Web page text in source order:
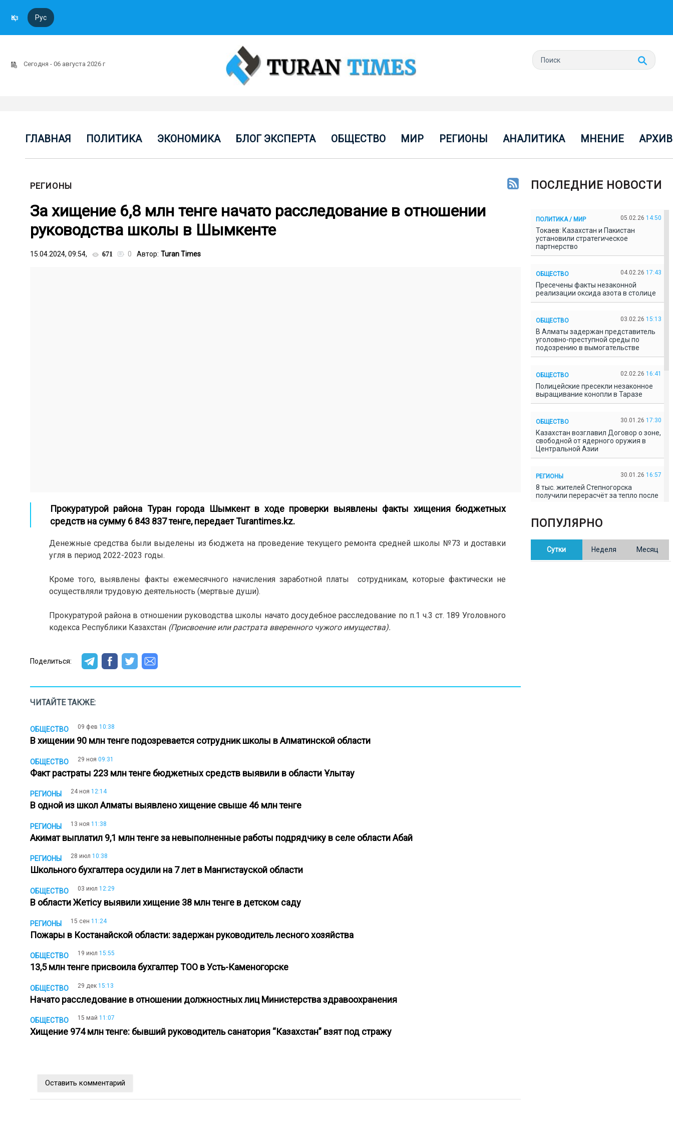
Қаз Рус
Сегодня - 06 августа 2026 г
ГЛАВНАЯ ПОЛИТИКА ЭКОНОМИКА БЛОГ ЭКСПЕРТА ОБЩЕСТВО МИР РЕГИОНЫ АНАЛИТИКА МНЕНИЕ АРХИВ
РЕГИОНЫ
За хищение 6,8 млн тенге начато расследование в отношении
руководства школы в Шымкенте
15.04.2024, 09:54, 671 0 Автор: Turan Times
Прокуратурой района Туран города Шымкент в ходе проверки выявлены факты хищения бюджетных
средств на сумму 6 843 837 тенге, передает Turantimes.kz.
Денежные средства были выделены из бюджета на проведение текущего ремонта средней школы №73 и доставки
угля в период 2022-2023 годы.
Кроме того, выявлены факты ежемесячного начисления заработной платы сотрудникам, которые фактически не
осуществляли трудовую деятельность (мертвые души).
Прокуратурой района в отношении руководства школы начато досудебное расследование по п.1 ч.3 ст. 189 Уголовного
кодекса Республики Казахстан (Присвоение или растрата вверенного чужого имущества).
Поделиться:
ЧИТАЙТЕ ТАКЖЕ:
ОБЩЕСТВО 09 фев 10:38
В хищении 90 млн тенге подозревается сотрудник школы в Алматинской области
ОБЩЕСТВО 29 ноя 09:31
Факт растраты 223 млн тенге бюджетных средств выявили в области Ұлытау
РЕГИОНЫ 24 ноя 12:14
В одной из школ Алматы выявлено хищение свыше 46 млн тенге
РЕГИОНЫ 13 ноя 11:38
Акимат выплатил 9,1 млн тенге за невыполненные работы подрядчику в селе области Абай
РЕГИОНЫ 28 июл 10:38
Школьного бухгалтера осудили на 7 лет в Мангистауской области
ОБЩЕСТВО 03 июл 12:29
В области Жетісу выявили хищение 38 млн тенге в детском саду
РЕГИОНЫ 15 сен 11:24
Пожары в Костанайской области: задержан руководитель лесного хозяйства
ОБЩЕСТВО 19 июл 15:55
13,5 млн тенге присвоила бухгалтер ТОО в Усть-Каменогорске
ОБЩЕСТВО 29 дек 15:13
Начато расследование в отношении должностных лиц Министерства здравоохранения
ОБЩЕСТВО 15 май 11:07
Хищение 974 млн тенге: бывший руководитель санатория “Казахстан” взят под стражу
Оставить комментарий
ПОСЛЕДНИЕ НОВОСТИ
ПОЛИТИКА / МИР 05.02.26 14:50
Токаев: Казахстан и Пакистан
установили стратегическое
партнерство
ОБЩЕСТВО 04.02.26 17:43
Пресечены факты незаконной
реализации оксида азота в столице
ОБЩЕСТВО 03.02.26 15:13
В Алматы задержан представитель
уголовно-преступной среды по
подозрению в вымогательстве
ОБЩЕСТВО 02.02.26 16:41
Полицейские пресекли незаконное
выращивание конопли в Таразе
ОБЩЕСТВО 30.01.26 17:30
Казахстан возглавил Договор о зоне,
свободной от ядерного оружия в
Центральной Азии
РЕГИОНЫ 30.01.26 16:57
8 тыс. жителей Степногорска
получили перерасчёт за тепло после
В Казахстане готовят новую
редакцию Конституции: меняется
ПОПУЛЯРНО
Сутки Неделя Месяц